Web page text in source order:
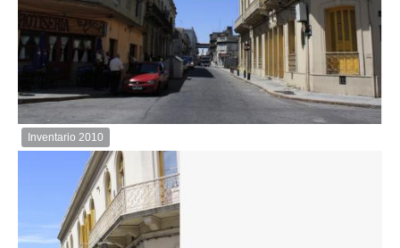
Inventario
Inventario 2010